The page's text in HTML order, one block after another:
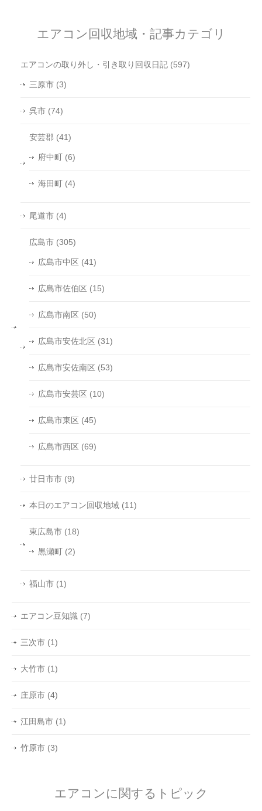
エアコン回収地域・記事カテゴリ
エアコンの取り外し・引き取り回収日記 (597)
三原市 (3)
呉市 (74)
安芸郡 (41)
府中町 (6)
海田町 (4)
尾道市 (4)
広島市 (305)
広島市中区 (41)
広島市佐伯区 (15)
広島市南区 (50)
広島市安佐北区 (31)
広島市安佐南区 (53)
広島市安芸区 (10)
広島市東区 (45)
広島市西区 (69)
廿日市市 (9)
本日のエアコン回収地域 (11)
東広島市 (18)
黒瀬町 (2)
福山市 (1)
エアコン豆知識 (7)
三次市 (1)
大竹市 (1)
庄原市 (4)
江田島市 (1)
竹原市 (3)
エアコンに関するトピック